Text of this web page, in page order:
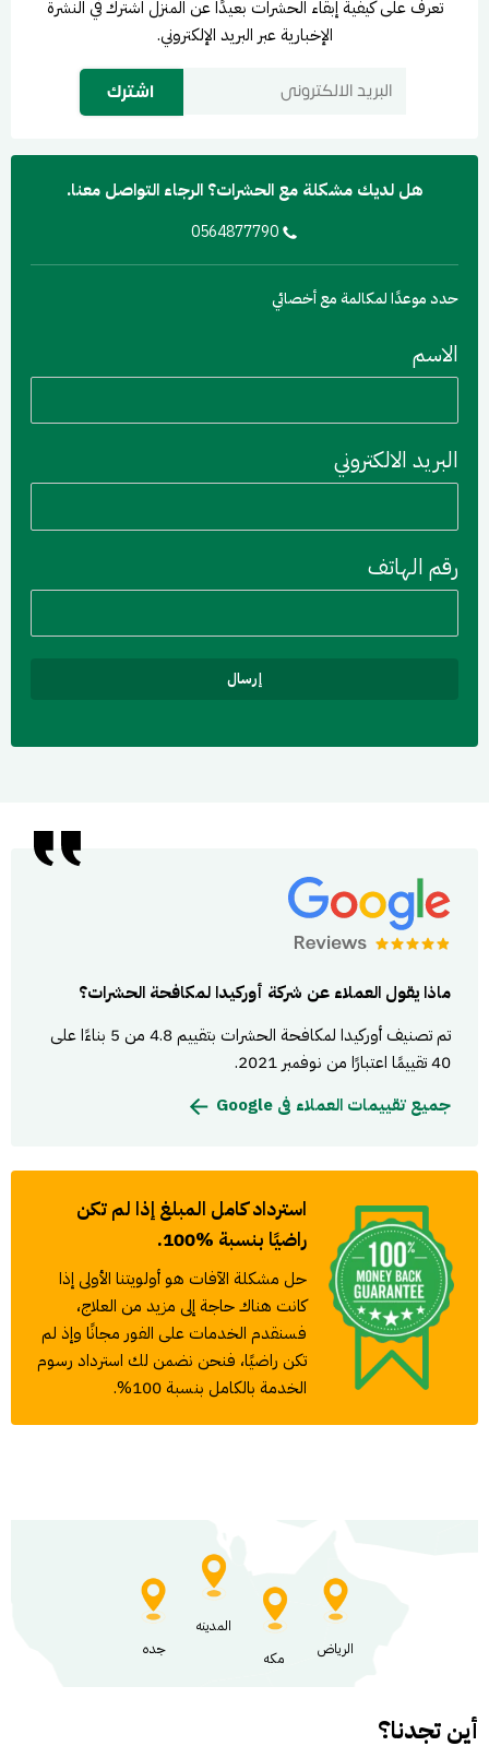
تعرف على كيفية إبقاء الحشرات بعيدًا عن المنزل اشترك في النشرة
الإخبارية عبر البريد الإلكتروني.
هل لديك مشكلة مع الحشرات؟ الرجاء التواصل معنا.
0564877790
حدد موعدًا لمكالمة مع أخصائي
الاسم
البريد الالكتروني
رقم الهاتف
إرسال
ماذا يقول العملاء عن شركة أوركيدا لمكافحة الحشرات؟
تم تصنيف أوركيدا لمكافحة الحشرات بتقييم 4.8 من 5 بناءًا على
40 تقييمًا اعتبارًا من نوفمبر 2021.
جميع تقييمات العملاء فى Google
استرداد كامل المبلغ إذا لم تكن
راضيًا بنسبة %100.
حل مشكلة الآفات هو أولويتنا الأولى إذا
كانت هناك حاجة إلى مزيد من العلاج،
فسنقدم الخدمات على الفور مجانًا وإذ لم
تكن راضيًا، فنحن نضمن لك استرداد رسوم
الخدمة بالكامل بنسبة 100%.
الرياض مكه
المدينه
جده
أين تجدنا؟